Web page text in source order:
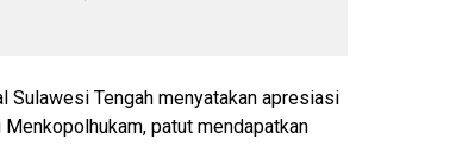
Sulawesi Tengah menyatakan apresiasi
patut mendapatkan